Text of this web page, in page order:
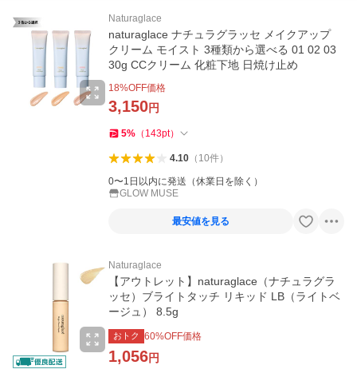
Naturaglace
naturaglace ナチュラグラッセ メイクアップ
クリーム モイスト 3種類から選べる 01 02 03
30g CCクリーム 化粧下地 日焼け止め
18%OFF価格
3,150円
5% （ 143pt）
4.10（ 10件）
0〜1日以内に発送（休業日を除く）
GLOW MUSE
最安値を見る
Naturaglace
【アウトレット】naturaglace（ナチュラグラ
ッセ）ブライトタッチ リキッド LB（ライトベ
ージュ） 8.5g
おトク 60%OFF価格
1,056円